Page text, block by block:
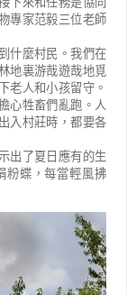
專家范毅三位老師
什麼村民。我們在
地裏游哉遊哉地覓
老人和小孩留守。
心牲畜們亂跑。人
入村莊時，都要各
出了夏日應有的生
粉蝶，每當輕風拂